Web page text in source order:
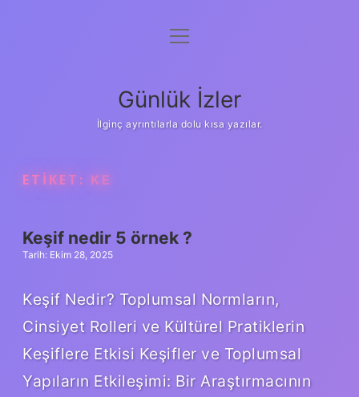
Anasayfa
Yasal Uyarı
menüyü
Günlük İzler
İlginç ayrıntılarla dolu kısa yazılar.
ETIKET: KE
Keşif nedir 5 örnek ?
Tarih: Ekim 28, 2025
Keşif Nedir? Toplumsal Normların,
Cinsiyet Rolleri ve Kültürel Pratiklerin
Keşiflere Etkisi Keşifler ve Toplumsal
Yapıların Etkileşimi: Bir Araştırmacının